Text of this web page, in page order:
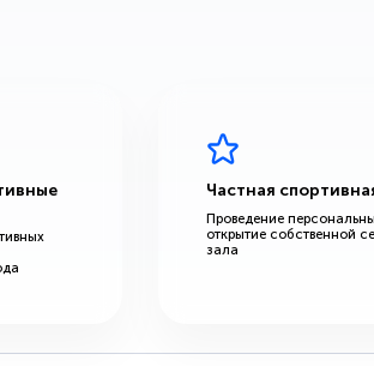
Частная
Проведение
открытие собственной
зала